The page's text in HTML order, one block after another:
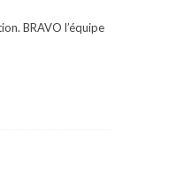
BRAVO l’équipe